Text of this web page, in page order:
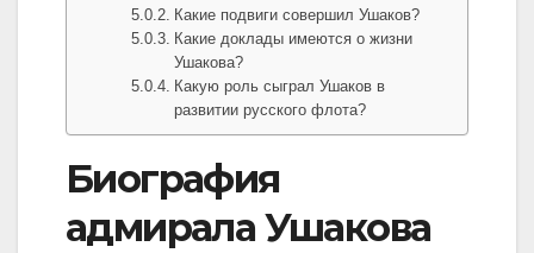
Какие подвиги совершил Ушаков?
Какие доклады имеются о жизни
Ушакова?
Какую роль сыграл Ушаков в
развитии русского флота?
Биография
адмирала Ушакова